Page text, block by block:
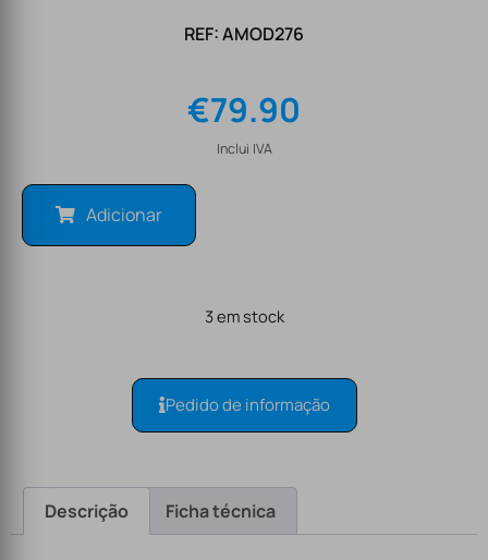
REF: AMOD276
€79.90
Inclui IVA
Adicionar
3 em stock
Pedido de informação
Descrição Ficha técnica